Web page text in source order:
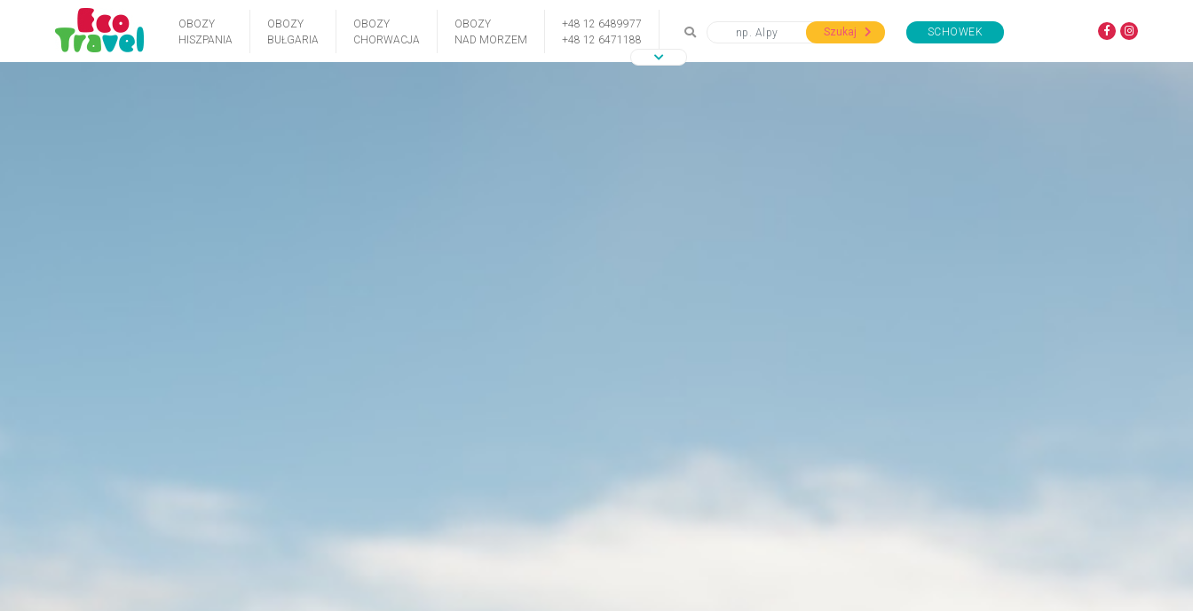
OBOZY
HISZPANIA
OBOZY
BUŁGARIA
OBOZY
CHORWACJA
OBOZY
NAD MORZEM
+48 12 6489977
+48 12 6471188
Szukaj SCHOWEK